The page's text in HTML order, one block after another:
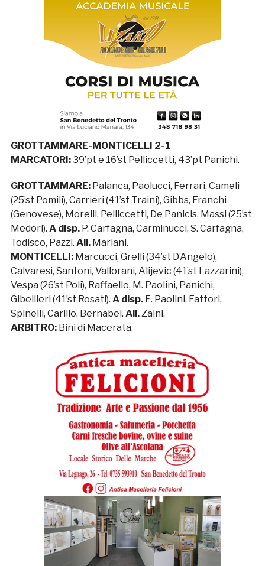
GROTTAMMARE-MONTICELLI 2-1
MARCATORI:39’pt e 16’st Pelliccetti, 43’pt Panichi.
GROTTAMMARE:Palanca, Paolucci, Ferrari, Cameli
(25’st Pomili), Carrieri (41’st Traini), Gibbs, Franchi
(Genovese), Morelli, Pelliccetti, De Panicis, Massi (25’st
Medori). A disp.P. Carfagna, Carminucci, S. Carfagna,
Todisco, Pazzi. All.Mariani.
MONTICELLI:Marcucci, Grelli (34’st D’Angelo),
Calvaresi, Santoni, Vallorani, Alijevic (41’st Lazzarini),
Vespa (26’st Poli), Raffaello, M. Paolini, Panichi,
Gibellieri (41’st Rosati). A disp.E. Paolini, Fattori,
Spinelli, Carillo, Bernabei. All.Zaini.
ARBITRO:Bini di Macerata.